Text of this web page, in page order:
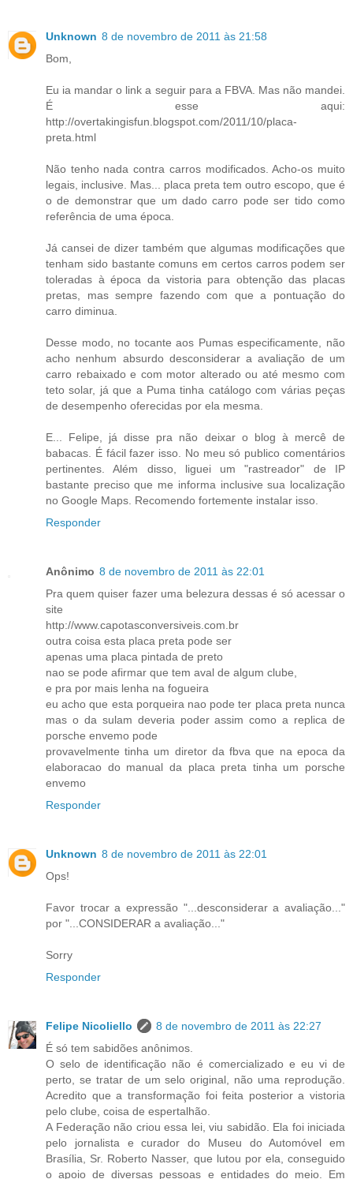
Unknown 8 de novembro de 2011 às 21:58
Bom,
Eu ia mandar o link a seguir para a FBVA. Mas não mandei.
É esse aqui:
http://overtakingisfun.blogspot.com/2011/10/placa-
preta.html
Não tenho nada contra carros modificados. Acho-os muito
legais, inclusive. Mas... placa preta tem outro escopo, que é
o de demonstrar que um dado carro pode ser tido como
referência de uma época.
Já cansei de dizer também que algumas modificações que
tenham sido bastante comuns em certos carros podem ser
toleradas à época da vistoria para obtenção das placas
pretas, mas sempre fazendo com que a pontuação do
carro diminua.
Desse modo, no tocante aos Pumas especificamente, não
acho nenhum absurdo desconsiderar a avaliação de um
carro rebaixado e com motor alterado ou até mesmo com
teto solar, já que a Puma tinha catálogo com várias peças
de desempenho oferecidas por ela mesma.
E... Felipe, já disse pra não deixar o blog à mercê de
babacas. É fácil fazer isso. No meu só publico comentários
pertinentes. Além disso, liguei um "rastreador" de IP
bastante preciso que me informa inclusive sua localização
no Google Maps. Recomendo fortemente instalar isso.
Responder
Anônimo 8 de novembro de 2011 às 22:01
Pra quem quiser fazer uma belezura dessas é só acessar o
site
http://www.capotasconversiveis.com.br
outra coisa esta placa preta pode ser
apenas uma placa pintada de preto
nao se pode afirmar que tem aval de algum clube,
e pra por mais lenha na fogueira
eu acho que esta porqueira nao pode ter placa preta nunca
mas o da sulam deveria poder assim como a replica de
porsche envemo pode
provavelmente tinha um diretor da fbva que na epoca da
elaboracao do manual da placa preta tinha um porsche
envemo
Responder
Unknown 8 de novembro de 2011 às 22:01
Ops!
Favor trocar a expressão "...desconsiderar a avaliação..."
por "...CONSIDERAR a avaliação..."
Sorry
Responder
Felipe Nicoliello
8 de novembro de 2011 às 22:27
É só tem sabidões anônimos.
O selo de identificação não é comercializado e eu vi de
perto, se tratar de um selo original, não uma reprodução.
Acredito que a transformação foi feita posterior a vistoria
pelo clube, coisa de espertalhão.
A Federação não criou essa lei, viu sabidão. Ela foi iniciada
pelo jornalista e curador do Museu do Automóvel em
Brasília, Sr. Roberto Nasser, que lutou por ela, conseguido
o apoio de diversas pessoas e entidades do meio. Em